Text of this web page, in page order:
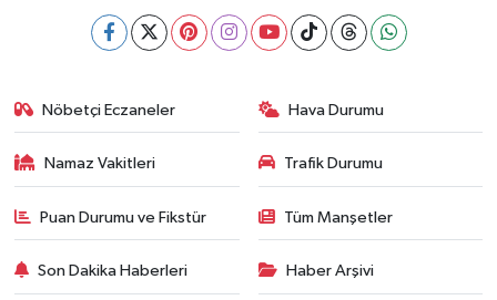
Nöbetçi Eczaneler Hava Durumu
Namaz Vakitleri Trafik Durumu
Puan Durumu ve Fikstür Tüm Manşetler
Son Dakika Haberleri Haber Arşivi